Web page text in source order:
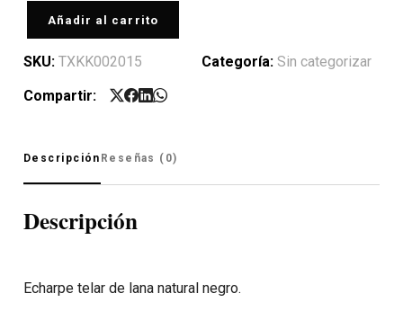
Añadir al carrito
SKU: TXKK002015 Categoría: Sin categorizar
Compartir:
Descripción Reseñas (0)
Descripción
Echarpe telar de lana natural negro.